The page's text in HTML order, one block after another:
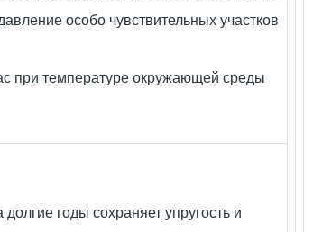
особо чувствительных участков
при температуре окружающей среды
годы сохраняет упругость и